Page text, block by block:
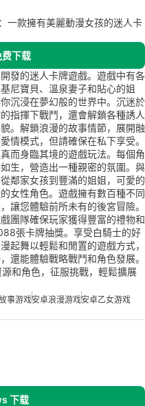
一款擁有美麗動漫女孩的迷人卡
下载
發的迷人卡牌遊戲。遊戲中有各
尼寶貝、溫泉妻子和貼心的姐
沉浸在夢幻般的世界中。沉迷於
指揮下戰鬥，還會解鎖各種誘人
。解鎖浪漫的故事情節，展開融
情模式，但請確保在私下享受。
而身臨其境的遊戲玩法。每個角
生，營造出一種親密的氛圍。與
鄰家女孩到豐滿的姐姐，可愛的
女性角色。遊戲擁有數百種不同
讓您體驗前所未有的後宮冒險。
團隊確保玩家獲得豐富的禮物和
張卡牌抽獎。享受白騎士的好
起舞以輕鬆和閒置的遊戲方式，
還能體驗戰略戰鬥和角色發展。
和角色，征服挑戰，輕鬆擴展
事游戏安卓浪漫游戏安卓乙女游戏
下载